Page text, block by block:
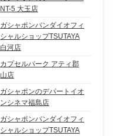
NT-5 大玉店
ガシャポンバンダイオフィ
シャルショップTSUTAYA
白河店
カプセルパーク アティ郡
山店
ガシャポンのデパートイオ
ンシネマ福島店
ガシャポンバンダイオフィ
シャルショップTSUTAYA